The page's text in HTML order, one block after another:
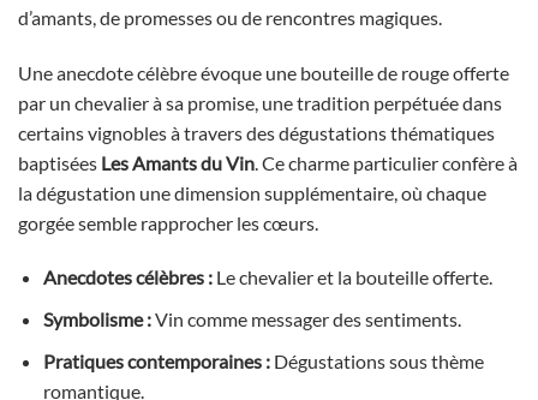
d’amants, de promesses ou de rencontres magiques.
Une anecdote célèbre évoque une bouteille de rouge offerte
par un chevalier à sa promise, une tradition perpétuée dans
certains vignobles à travers des dégustations thématiques
baptisées Les Amants du Vin . Ce charme particulier confère à
la dégustation une dimension supplémentaire, où chaque
gorgée semble rapprocher les cœurs.
Anecdotes célèbres :Le chevalier et la bouteille offerte.
Symbolisme :Vin comme messager des sentiments.
Pratiques contemporaines :Dégustations sous thème
romantique.